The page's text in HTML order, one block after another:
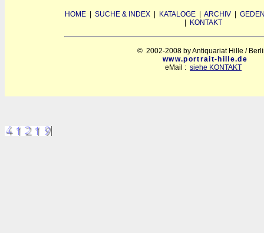
HOME SUCHE & INDEX KATALOGE ARCHIV
KONTAKT
© 2002-2008 by Antiquariat Hille /
www.portrait-hille.de
eMail : siehe KONTAKT